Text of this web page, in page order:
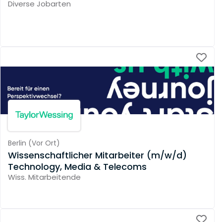
Diverse Jobarten
Berlin (Vor Ort)
Wissenschaftlicher Mitarbeiter (m/w/d)
Technology, Media & Telecoms
Wiss. Mitarbeitende